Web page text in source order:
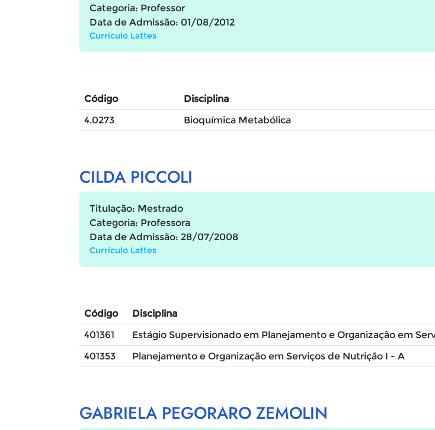
Categoria: Professor
Data de Admissão: 01/08/2012
Currículo Lattes
Código Disciplina
4.0273
Bioquímica Metabólica
CILDA PICCOLI
Titulação: Mestrado
Categoria: Professora
Data de Admissão: 28/07/2008
Currículo Lattes
Código Disciplina
401361
Estágio Supervisionado em Planejamento e Organização em
401353
Planejamento e Organização em Serviços de Nutrição I - A
GABRIELA PEGORARO ZEMOLIN